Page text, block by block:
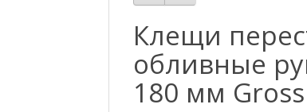
Клещи
обливные
180 мм Gross